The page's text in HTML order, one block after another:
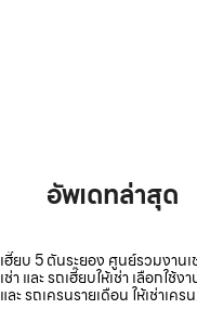
อัพเดทล่าสุด
เฮี๊ยบ 5 ตันระยอง ศูนย์รวมงานเ
เช่า และ รถเฮี๊ยบให้เช่า เลือกใช้
และ รถเครนรายเดือน ให้เช่าเคร